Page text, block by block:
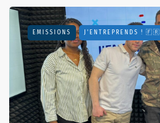
EMISSIONS J'ENTREPRENDS ! 🇫🇷